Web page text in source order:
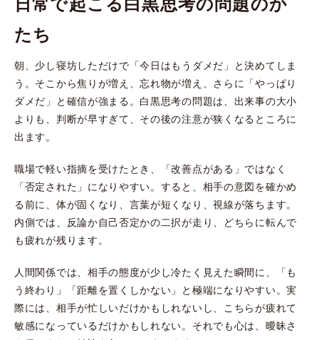
たち
朝、少し寝坊しただけで「今日はもうダメだ」と決めてしま
う。そこから焦りが増え、忘れ物が増え、さらに「やっぱり
ダメだ」と確信が強まる。白黒思考の問題は、出来事の大小
よりも、判断が早すぎて、その後の注意が狭くなるところに
出ます。
職場で軽い指摘を受けたとき、「改善点がある」ではなく
「否定された」になりやすい。すると、相手の意図を確かめ
る前に、体が固くなり、言葉が短くなり、視線が落ちます。
内側では、反論か自己否定かの二択が走り、どちらに転んで
も疲れが残ります。
人間関係では、相手の態度が少し冷たく見えた瞬間に、「も
う終わり」「距離を置くしかない」と極端になりやすい。実
際には、相手が忙しいだけかもしれないし、こちらが疲れて
敏感になっているだけかもしれない。それでも心は、曖昧さ